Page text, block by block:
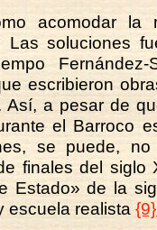
acomodar la
Las soluciones
Fernández-
escribieron
Así, a pesar de
el Barroco
se puede,
finales del siglo
Estado» de la
escuela realista